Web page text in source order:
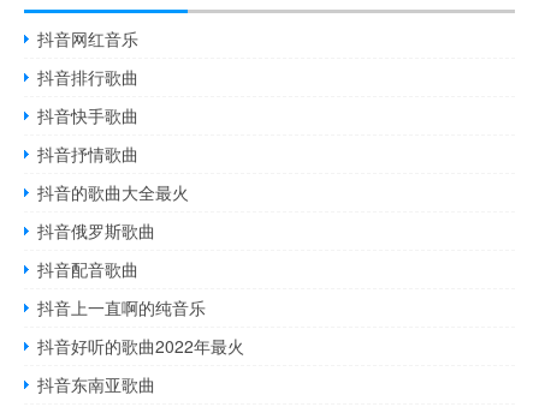
抖音网红音乐
抖音排行歌曲
抖音快手歌曲
抖音抒情歌曲
抖音的歌曲大全最火
抖音俄罗斯歌曲
抖音配音歌曲
抖音上一直啊的纯音乐
抖音好听的歌曲2022年最火
抖音东南亚歌曲